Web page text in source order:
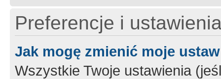
Preferencje i
Jak mogę zmienić moje
Wszystkie Twoje ustawienia